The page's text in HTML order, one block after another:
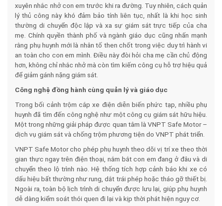
xuyên nhắc nhở con em trước khi ra đường. Tuy nhiên, cách quản
lý thủ công này khó đảm bảo tính liên tục, nhất là khi học sinh
thường di chuyển độc lập và xa sự giám sát trực tiếp của cha
mẹ. Chính quyền thành phố và ngành giáo dục cũng nhấn mạnh
rằng phụ huynh mới là nhân tố then chốt trong việc duy trì hành vi
an toàn cho con em mình. Điều này đòi hỏi cha mẹ cần chủ động
hơn, không chỉ nhắc nhở mà còn tìm kiếm công cụ hỗ trợ hiệu quả
để giảm gánh nặng giám sát.
Công nghệ đồng hành cùng quản lý và giáo dục
Trong bối cảnh trộm cắp xe điện diễn biến phức tạp, nhiều phụ
huynh đã tìm đến công nghệ như một công cụ giám sát hữu hiệu.
Một trong những giải pháp được quan tâm là VNPT Safe Motor –
dịch vụ giám sát và chống trộm phương tiện do VNPT phát triển.
VNPT Safe Motor cho phép phụ huynh theo dõi vị trí xe theo thời
gian thực ngay trên điện thoại, nắm bắt con em đang ở đâu và di
chuyển theo lộ trình nào. Hệ thống tích hợp cảnh báo khi xe có
dấu hiệu bất thường như rung, dắt trái phép hoặc tháo gỡ thiết bị.
Ngoài ra, toàn bộ lịch trình di chuyển được lưu lại, giúp phụ huynh
dễ dàng kiểm soát thói quen đi lại và kịp thời phát hiện nguy cơ.